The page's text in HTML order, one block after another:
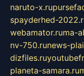
naruto-x.ru
spayderhed-
webamator.ruma-
nv-750.runews-
dizfiles.ru
planeta-samara.ru